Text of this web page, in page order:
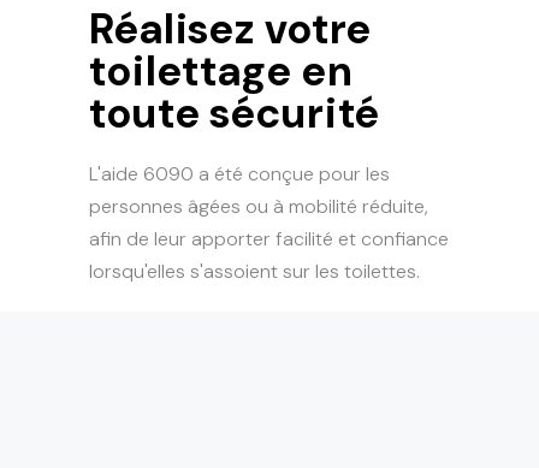
Réalisez votre
toilettage en
toute sécurité
L'aide 6090 a été conçue pour les
personnes âgées ou à mobilité réduite,
afin de leur apporter facilité et confiance
lorsqu'elles s'assoient sur les toilettes.